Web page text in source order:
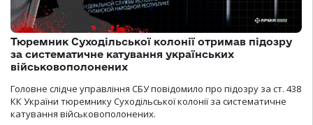
Тюремник Суходільської колонії отримав підозру
за систематичне катування українських
військовополонених
Головне слідче управління СБУ повідомило про підозру за ст. 438
КК України тюремнику Суходільської колонії за систематичне
катування військовополонених.